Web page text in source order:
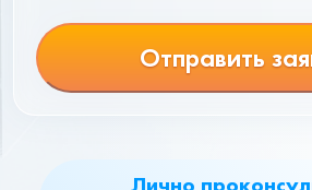
Лично
Отправить